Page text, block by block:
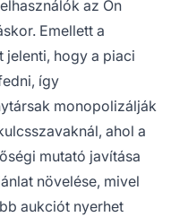
az Ön
Emellett a
jelenti, hogy a piaci
így
monopolizálják
ahol a
mutató javítása
növelése, mivel
aukciót nyerhet